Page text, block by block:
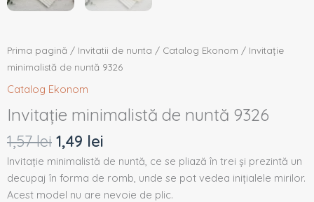
Prima pagină / Invitatii de nunta / Catalog Ekonom / Invitație
minimalistă de nuntă 9326
Catalog Ekonom
Invitație minimalistă de nuntă 9326
1,57lei 1,49 lei
Invitație minimalistă de nuntă, ce se pliază în trei și prezintă un
decupaj în forma de romb, unde se pot vedea inițialele mirilor.
Acest model nu are nevoie de plic.